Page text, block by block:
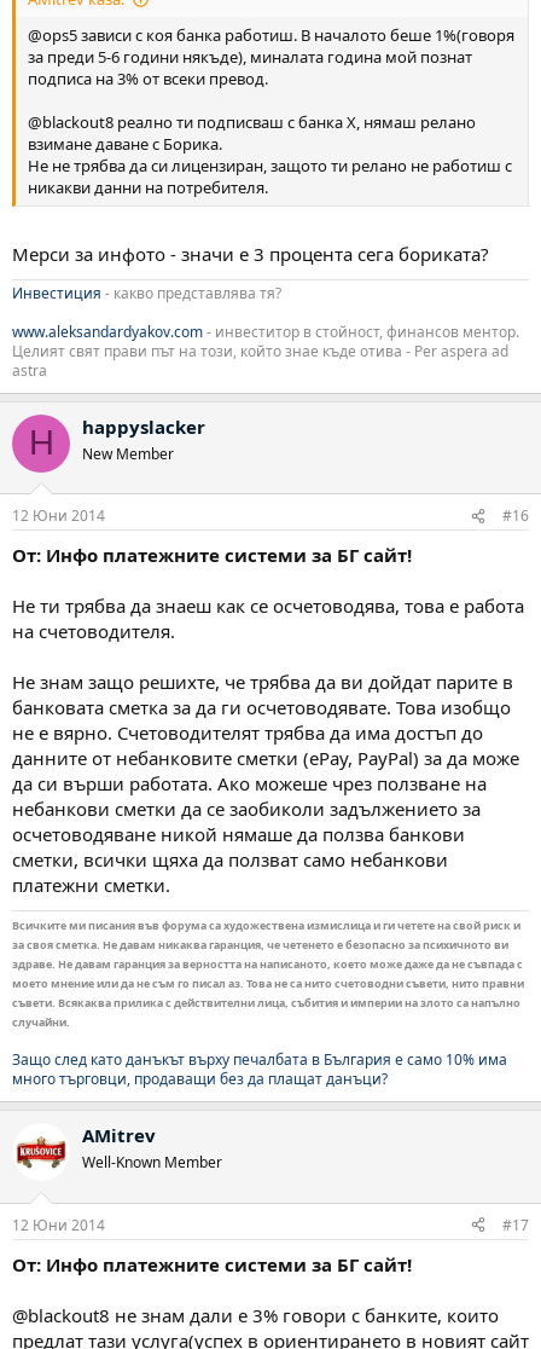
@ops5 зависи с коя банка работиш. В началото беше 1%(говоря
за преди 5-6 години някъде), миналата година мой познат
подписа на 3% от всеки превод.
@blackout8 реално ти подписваш с банка Х, нямаш релано
взимане даване с Борика.
Не не трябва да си лицензиран, защото ти релано не работиш с
никакви данни на потребителя.
Мерси за инфото - значи е 3 процента сега бориката?
Инвестиция - какво представлява тя?
www.aleksandardyakov.com- инвеститор в стойност, финансов ментор.
Целият свят прави път на този, който знае къде отива - Per aspera ad
astra
H happyslacker
New Member
12 Юни 2014 #16
От: Инфо платежните системи за БГ сайт!
Не ти трябва да знаеш как се осчетоводява, това е работа
на счетоводителя.
Не знам защо решихте, че трябва да ви дойдат парите в
банковата сметка за да ги осчетоводявате. Това изобщо
не е вярно. Счетоводителят трябва да има достъп до
данните от небанковите сметки (ePay, PayPal) за да може
да си върши работата. Ако можеше чрез ползване на
небанкови сметки да се заобиколи задължението за
осчетоводяване никой нямаше да ползва банкови
сметки, всички щяха да ползват само небанкови
платежни сметки.
Всичките ми писания във форума са художествена измислица и ги четете на свой риск и
за своя сметка. Не давам никаква гаранция, че четенето е безопасно за психичното ви
здраве. Не давам гаранция за верността на написаното, което може даже да не съвпада с
моето мнение или да не съм го писал аз. Това не са нито счетоводни съвети, нито правни
съвети. Всякаква прилика с действителни лица, събития и империи на злото са напълно
случайни.
Защо след като данъкът върху печалбата в България е само 10% има
много търговци, продаващи без да плащат данъци?
AMitrev
Well-Known Member
12 Юни 2014 #17
От: Инфо платежните системи за БГ сайт!
@blackout8 не знам дали е 3% говори с банките, които
предлат тази услуга(успех в ориентирането в новият сайт